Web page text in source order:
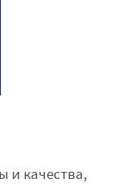
и качества,